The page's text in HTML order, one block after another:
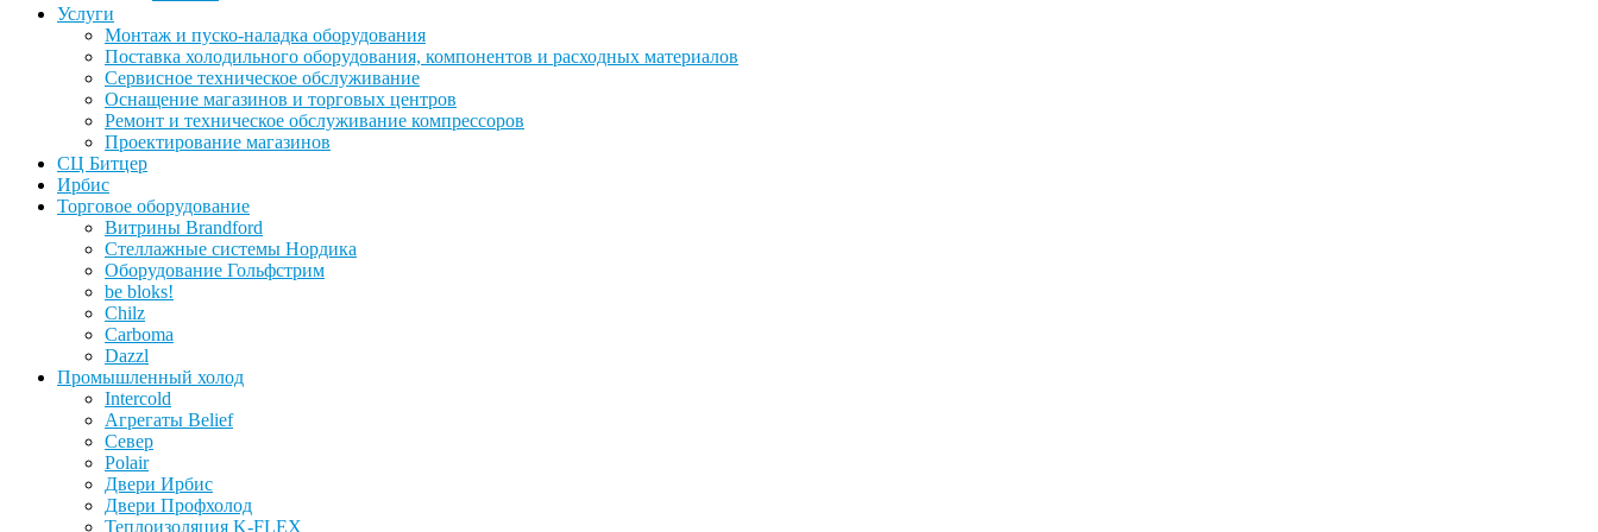
Услуги
Монтаж и пуско-наладка оборудования
Поставка холодильного оборудования, компонентов и расходных материалов
Сервисное техническое обслуживание
Оснащение магазинов и торговых центров
Ремонт и техническое обслуживание компрессоров
Проектирование магазинов
СЦ Битцер
Ирбис
Торговое оборудование
Витрины Brandford
Стеллажные системы Нордика
Оборудование Гольфстрим
be bloks!
Chilz
Carboma
Dazzl
Промышленный холод
Intercold
Агрегаты Belief
Север
Polair
Двери Ирбис
Двери Профхолод
Теплоизоляция K-FLEX